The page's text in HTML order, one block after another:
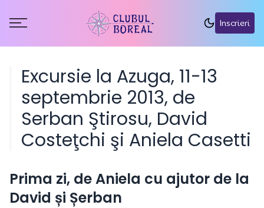
Inscrieri
Excursie la Azuga, 11-13
septembrie 2013, de
Serban Ştirosu, David
Costeţchi şi Aniela Casetti
Prima zi, de Aniela cu ajutor de la
David și Șerban